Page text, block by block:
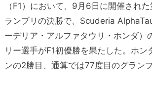
（F1）において、9月6日に開催され
ランプリの決勝で、Scuderia
ーデリア・アルファタウリ・ホンダ）
リー選手がF1初優勝を果たした。ホン
ンの2勝目、通算では77度目のグラン